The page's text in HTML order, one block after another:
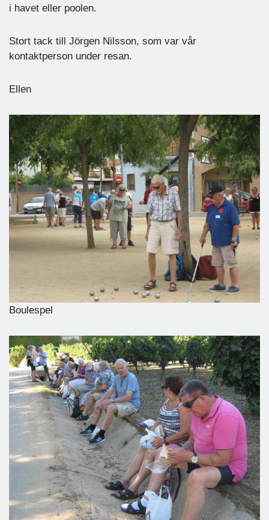
i havet eller poolen.
Stort tack till Jörgen Nilsson, som var vår
kontaktperson under resan.
Ellen
Boulespel